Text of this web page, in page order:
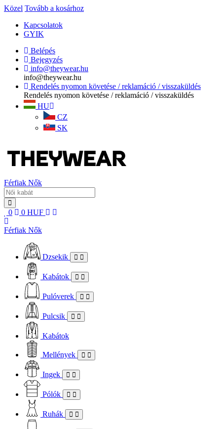
Közel Tovább a kosárhoz
Kapcsolatok
GYIK
Belépés
Bejegyzés
info@theywear.hu
info@theywear.hu
Rendelés nyomon követése / reklamáció / visszaküldés
Rendelés nyomon követése / reklamáció / visszaküldés
HU
CZ
SK
Férfiak Nők
0 0 HUF
Férfiak Nők
Dzsekik
Kabátok
Pulóverek
Pulcsik
Kabátok
Mellények
Ingek
Pólók
Ruhák